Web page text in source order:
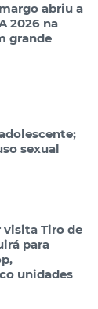
abriu a
2026 na
grande
sexual
visita Tiro de
para
unidades